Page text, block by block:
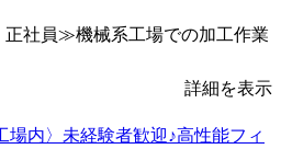
社員≫機械系工場での加工作業
詳細を表示